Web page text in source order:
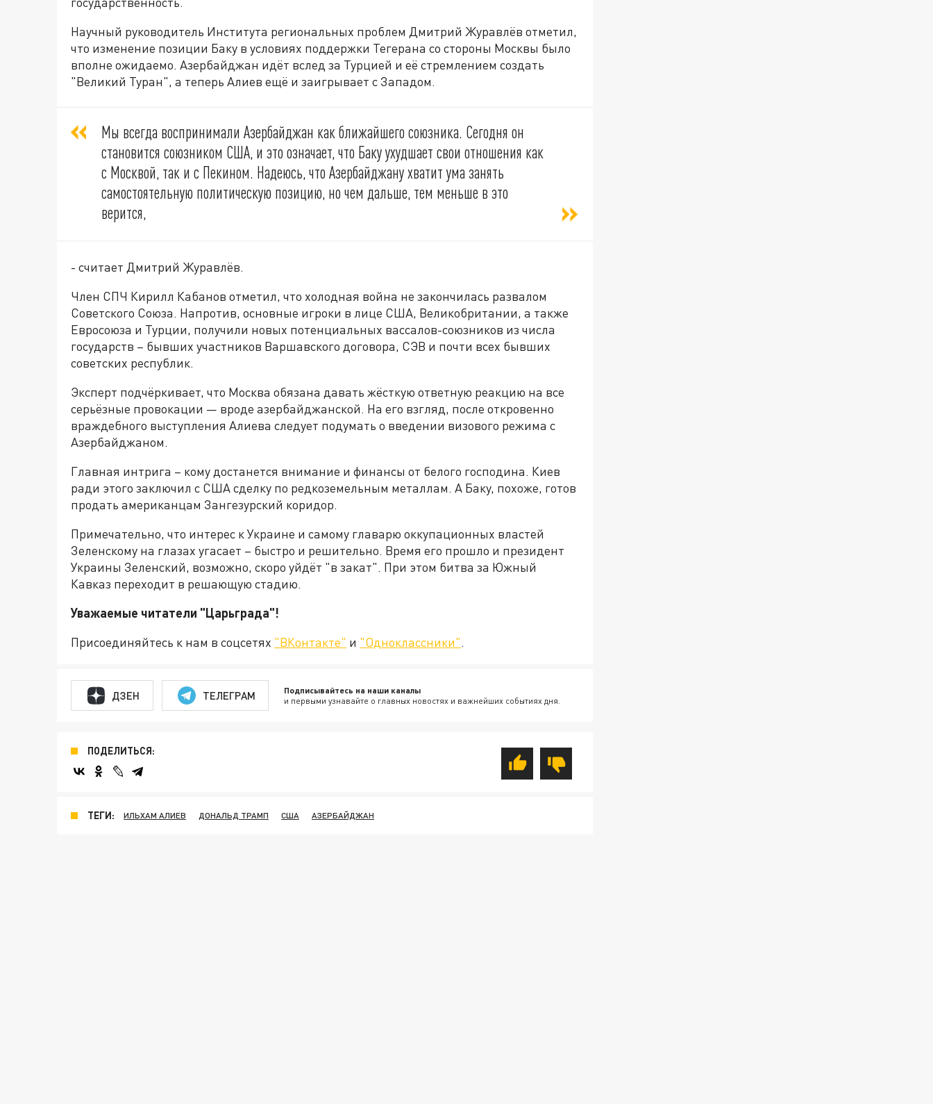
Научный руководитель Института региональных проблем Дмитрий Журавлёв отметил,
что изменение позиции Баку в условиях поддержки Тегерана со стороны Москвы было
вполне ожидаемо. Азербайджан идёт вслед за Турцией и её стремлением создать
"Великий Туран", а теперь Алиев ещё и заигрывает с Западом.
Мы всегда воспринимали Азербайджан как ближайшего союзника. Сегодня он
становится союзником США, и это означает, что Баку ухудшает свои отношения как
с Москвой, так и с Пекином. Надеюсь, что Азербайджану хватит ума занять
самостоятельную политическую позицию, но чем дальше, тем меньше в это
верится,
- считает Дмитрий Журавлёв.
Член СПЧ Кирилл Кабанов отметил, что холодная война не закончилась развалом
Советского Союза. Напротив, основные игроки в лице США, Великобритании, а также
Евросоюза и Турции, получили новых потенциальных вассалов-союзников из числа
государств – бывших участников Варшавского договора, СЭВ и почти всех бывших
советских республик.
Эксперт подчёркивает, что Москва обязана давать жёсткую ответную реакцию на все
серьёзные провокации — вроде азербайджанской. На его взгляд, после откровенно
враждебного выступления Алиева следует подумать о введении визового режима с
Азербайджаном.
Главная интрига – кому достанется внимание и финансы от белого господина. Киев
ради этого заключил с США сделку по редкоземельным металлам. А Баку, похоже, готов
продать американцам Зангезурский коридор.
Примечательно, что интерес к Украине и самому главарю оккупационных властей
Зеленскому на глазах угасает – быстро и решительно. Время его прошло и президент
Украины Зеленский, возможно, скоро уйдёт "в закат". При этом битва за Южный
Кавказ переходит в решающую стадию.
Уважаемые читатели "Царьграда"!
Присоединяйтесь к нам в соцсетях "ВКонтакте" и "Одноклассники".
ДЗЕН ТЕЛЕГРАМ Подписывайтесь на наши каналы
и первыми узнавайте о главных новостях и важнейших событиях дня.
ПОДЕЛИТЬСЯ:
ТЕГИ: ИЛЬХАМ АЛИЕВ ДОНАЛЬД ТРАМП США АЗЕРБАЙДЖАН